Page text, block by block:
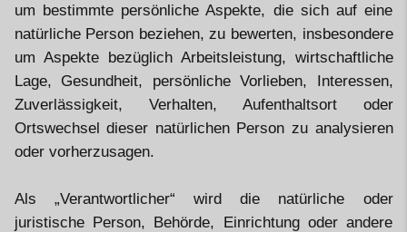
um bestimmte persönliche Aspekte, die sich auf eine
natürliche Person beziehen, zu bewerten, insbesondere
um Aspekte bezüglich Arbeitsleistung, wirtschaftliche
Lage, Gesundheit, persönliche Vorlieben, Interessen,
Zuverlässigkeit, Verhalten, Aufenthaltsort oder
Ortswechsel dieser natürlichen Person zu analysieren
oder vorherzusagen.
Als „Verantwortlicher“ wird die natürliche oder
juristische Person, Behörde, Einrichtung oder andere